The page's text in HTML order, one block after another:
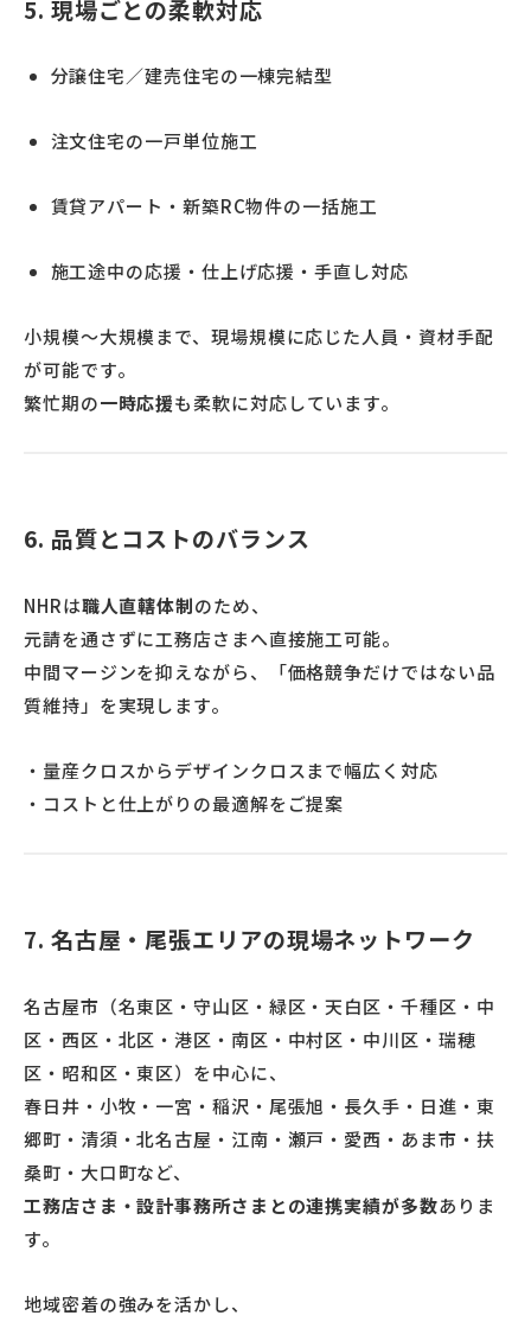
5. 現場ごとの柔軟対応
分譲住宅／建売住宅の一棟完結型
注文住宅の一戸単位施工
賃貸アパート・新築RC物件の一括施工
施工途中の応援・仕上げ応援・手直し対応
小規模〜大規模まで、現場規模に応じた人員・資材手配
が可能です。
繁忙期の一時応援も柔軟に対応しています。
6. 品質とコストのバランス
NHRは職人直轄体制のため、
元請を通さずに工務店さまへ直接施工可能。
中間マージンを抑えながら、「価格競争だけではない品
質維持」を実現します。
・量産クロスからデザインクロスまで幅広く対応
・コストと仕上がりの最適解をご提案
7. 名古屋・尾張エリアの現場ネットワーク
名古屋市（名東区・守山区・緑区・天白区・千種区・中
区・西区・北区・港区・南区・中村区・中川区・瑞穂
区・昭和区・東区）を中心に、
春日井・小牧・一宮・稲沢・尾張旭・長久手・日進・東
郷町・清須・北名古屋・江南・瀬戸・愛西・あま市・扶
桑町・大口町など、
工務店さま・設計事務所さまとの連携実績が多数ありま
す。
地域密着の強みを活かし、